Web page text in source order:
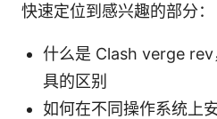
快速定位到感兴趣的部分：
什么是 Clash verge
具的区别
如何在不同操作系统上